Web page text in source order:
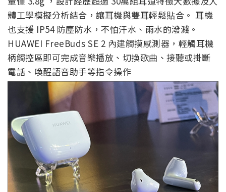
體工學模擬分析結合，讓耳機與雙耳輕鬆貼合。 耳機
也支援 IP54 防塵防水，不怕汗水、雨水的潑濺。
HUAWEI FreeBuds SE 2 內建觸摸感測器，輕觸耳機
柄觸控區即可完成音樂播放、切換歌曲、接聽或掛斷
電話、喚醒語音助手等指令操作